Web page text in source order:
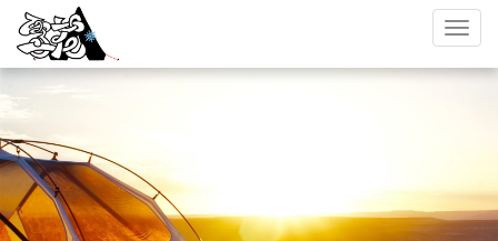
Toggle